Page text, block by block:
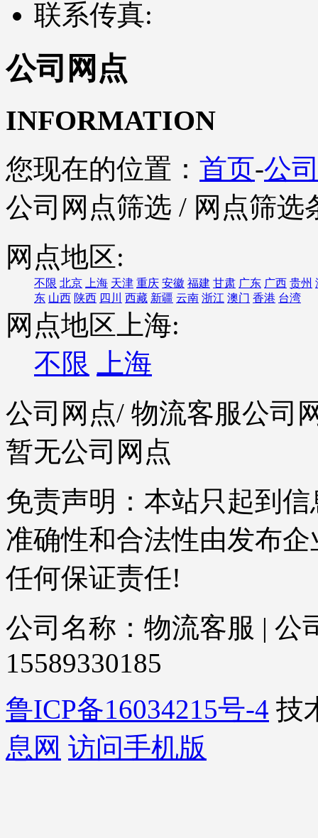
联系传真:
公司网点
INFORMATION
您现在的位置： 首页-公
公司网点筛选 / 网点筛选
网点地区:
不限 北京 上海 天津 重庆 安徽 福建 甘肃 广东 广西 贵州
东 山西 陕西 四川 西藏 新疆 云南 浙江 澳门 香港 台湾
网点地区上海:
不限
上海
公司网点/ 物流客服公司
暂无公司网点
免责声明：本站只起到
准确性和合法性由发布
任何保证责任!
公司名称：物流客服 | 公
15589330185
鲁ICP备16034215号-4 技
息网 访问手机版